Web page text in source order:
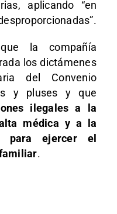
aplicando “en
la compañía
los dictámenes
del Convenio
y pluses y que
ilegales a la
médica y a la
para ejercer el
.